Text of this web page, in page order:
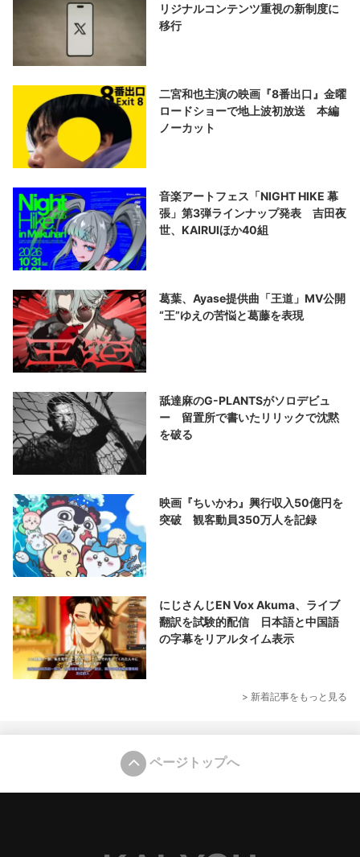
リジナルコンテンツ重視の新制度に
移行
二宮和也主演の映画『8番出口』金曜
ロードショーで地上波初放送 本編
ノーカット
音楽アートフェス「NIGHT HIKE 幕
張」第3弾ラインナップ発表 吉田夜
世、KAIRUIほか40組
葛葉、Ayase提供曲「王道」MV公開
“王”ゆえの苦悩と葛藤を表現
舐達麻のG-PLANTSがソロデビュ
ー 留置所で書いたリリックで沈黙
を破る
映画『ちいかわ』興行収入50億円を
突破 観客動員350万人を記録
にじさんじEN Vox Akuma、ライブ
翻訳を試験的配信 日本語と中国語
の字幕をリアルタイム表示
> 新着記事をもっと見る
ページトップへ